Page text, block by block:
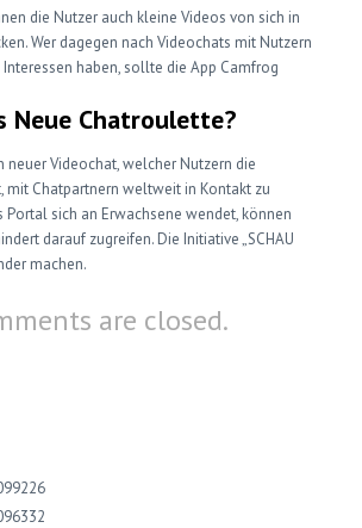
die Nutzer auch kleine Videos von sich in
Wer dagegen nach Videochats mit Nutzern
haben, sollte die App Camfrog
Neue Chatroulette?
neuer Videochat, welcher Nutzern die
mit Chatpartnern weltweit in Kontakt zu
Portal sich an Erwachsene wendet, können
darauf zugreifen. Die Initiative „SCHAU
machen.
are closed.